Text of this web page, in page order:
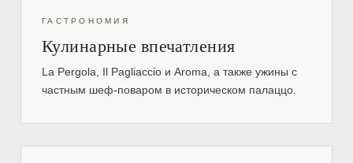
ГАСТРОНОМИЯ
Кулинарные впечатления
La Pergola, Il Pagliaccio и Aroma, а также ужины с
частным шеф-поваром в историческом палаццо.